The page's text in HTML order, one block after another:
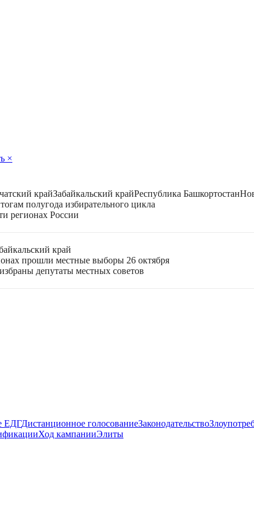
×
крайЗабайкальский крайРеспублика Башкортостан
полугода избирательного цикла
регионах России
край
прошли местные выборы 26 октября
депутаты местных советов
ЕДГДистанционное голосованиеЗаконодательство
Ход кампанииЭлиты